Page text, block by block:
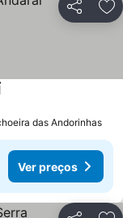
Partilhar
das Andorinhas
Ver preços